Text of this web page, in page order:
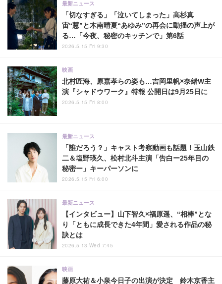
「切なすぎる」「泣いてしまった」高杉真
宙“慧”と木南晴夏“あゆみ”の再会に動揺の声上が
る…「今夜、秘密のキッチンで」第6話
最新ニュース
2026.5.15 Fri 9:30
北村匠海、原嘉孝らの姿も…吉岡里帆×奈緒W主
演『シャドウワーク』特報 公開日は9月25日に
映画
2026.5.15 Fri 8:00
「誰だろう？」キャスト考察動画も話題！玉山鉄
二＆塩野瑛久、松村北斗主演「告白ー25年目の
秘密ー」キーパーソンに
最新ニュース
2026.5.15 Fri 6:00
【インタビュー】山下智久×福原遥、“相棒”とな
り「ともに成長できた4年間」愛される作品の秘
訣とは
最新ニュース
2026.5.13 Wed 7:45
藤原大祐＆小泉今日子の出演が決定 鈴木京香主
映画